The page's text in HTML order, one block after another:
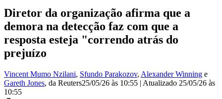
Diretor da organização afirma que a
demora na detecção faz com que a
resposta esteja "correndo atrás do
prejuízo
Vincent Mumo Nzilani, Sfundo Parakozov, Alexander Winning e
Gareth Jones, da Reuters25/05/26 às 10:55 | Atualizado 25/05/26 às
10:55